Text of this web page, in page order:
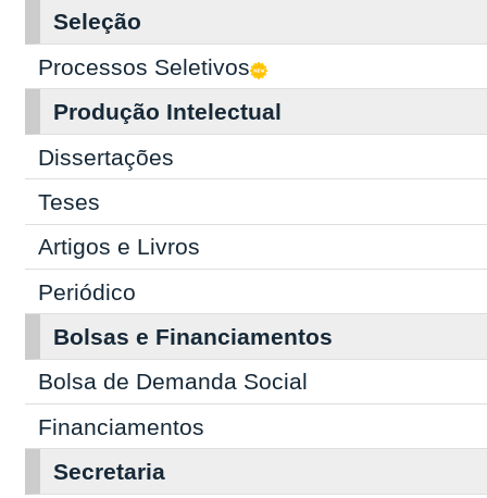
Seleção
Processos Seletivos
Produção Intelectual
Dissertações
Teses
Artigos e Livros
Periódico
Bolsas e Financiamentos
Bolsa de Demanda Social
Financiamentos
Secretaria